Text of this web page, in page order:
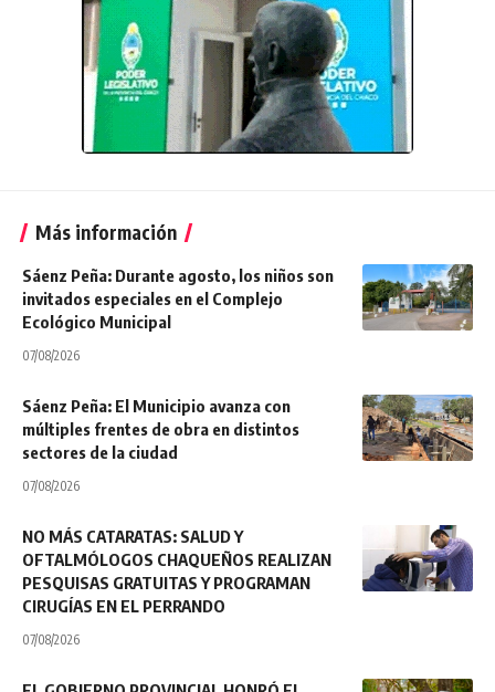
Más información
Sáenz Peña: Durante agosto, los niños son
invitados especiales en el Complejo
Ecológico Municipal
07/08/2026
Sáenz Peña: El Municipio avanza con
múltiples frentes de obra en distintos
sectores de la ciudad
07/08/2026
NO MÁS CATARATAS: SALUD Y
OFTALMÓLOGOS CHAQUEÑOS REALIZAN
PESQUISAS GRATUITAS Y PROGRAMAN
CIRUGÍAS EN EL PERRANDO
07/08/2026